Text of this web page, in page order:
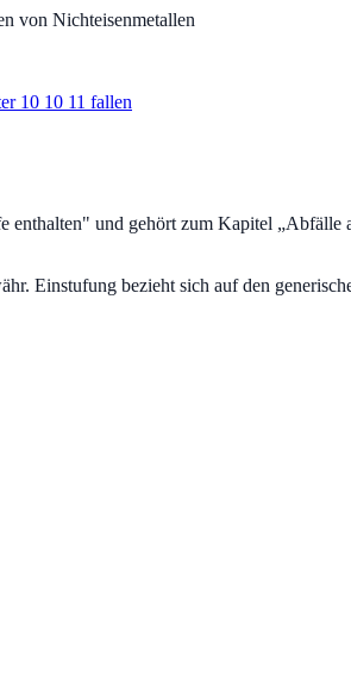
von Nichteisenmetallen
10 10 11 fallen
enthalten" und gehört zum Kapitel „Abfälle
Einstufung bezieht sich auf den